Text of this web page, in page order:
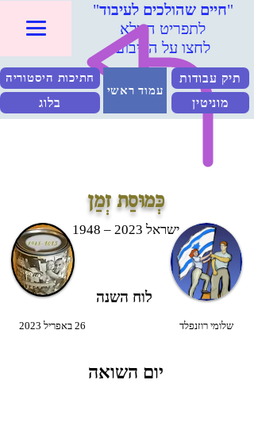
"חיים שהולכים לעיבוד"
לתפריט המלא
לחצו על הריבוע
חתיכות היסטוריה
בלוג
עמוד ראשי
תיק עבודות
מוניטין
כְּמוּסַת זְמַן
ישראל 2023 – 1948
לוח השנה
26 באפריל 2023 שלומי רוזנפלד
יום השואה